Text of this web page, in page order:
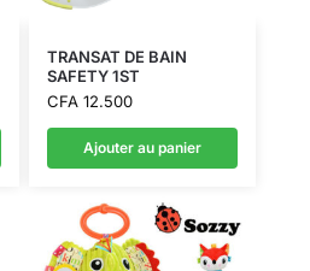
TRANSAT DE BAIN
SAFETY 1ST
CFA12.500
Ajouter au panier